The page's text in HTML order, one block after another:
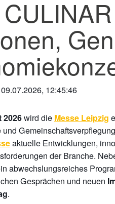
12:45:46
2026wird die Messe Leipzig
aktuelle Entwicklungen,
der Branche.
abwechslungsreiches
Gesprächen und neuen
.